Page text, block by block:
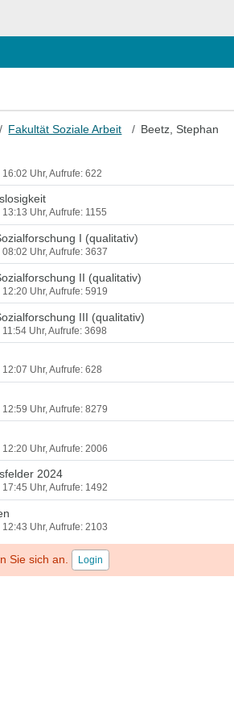
Fakultät Soziale Arbeit Beetz, Stephan
Uhr, Aufrufe: 622
Uhr, Aufrufe: 1155
I (qualitativ)
Uhr, Aufrufe: 3637
II (qualitativ)
Uhr, Aufrufe: 5919
III (qualitativ)
Uhr, Aufrufe: 3698
Uhr, Aufrufe: 628
Uhr, Aufrufe: 8279
Uhr, Aufrufe: 2006
2024
Uhr, Aufrufe: 1492
Uhr, Aufrufe: 2103
Sie sich an. Login